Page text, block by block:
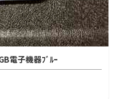
電子機器ﾌﾞﾙｰ